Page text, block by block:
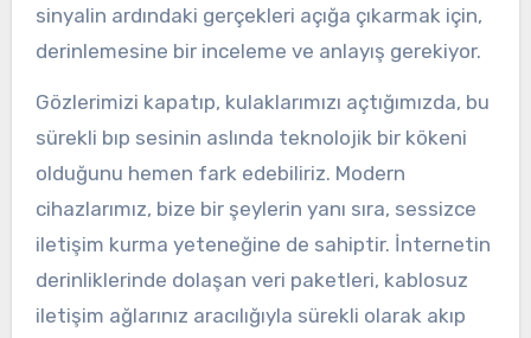
sinyalin ardındaki gerçekleri açığa çıkarmak için,
derinlemesine bir inceleme ve anlayış gerekiyor.
Gözlerimizi kapatıp, kulaklarımızı açtığımızda, bu
sürekli bıp sesinin aslında teknolojik bir kökeni
olduğunu hemen fark edebiliriz. Modern
cihazlarımız, bize bir şeylerin yanı sıra, sessizce
iletişim kurma yeteneğine de sahiptir. İnternetin
derinliklerinde dolaşan veri paketleri, kablosuz
iletişim ağlarınız aracılığıyla sürekli olarak akıp